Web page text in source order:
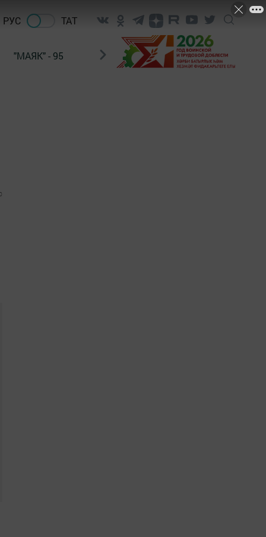
РУС ТАТ
"МАЯК" - 95 "ГУЛЬСТАН" НАШ ПОЧТАЛЬОН